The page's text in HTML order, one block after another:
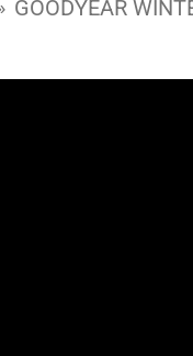
GOODYEAR